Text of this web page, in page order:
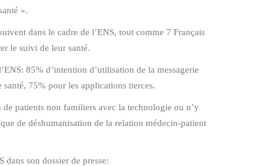
».
dans le cadre de l’ENS, tout comme 7 Français
le suivi de leur santé.
85% d’intention d’utilisation de la messagerie
75% pour les applications tierces.
patients non familiers avec la technologie ou n’y
de déshumanisation de la relation médecin-patient
son dossier de presse: